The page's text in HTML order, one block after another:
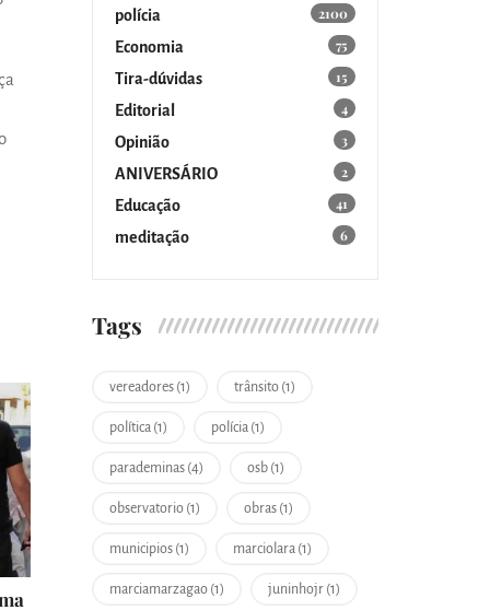
polícia
2100
Economia
75
Tira-dúvidas
15
Editorial
4
Opinião
3
ANIVERSÁRIO
2
Educação
41
meditação
6
Tags
vereadores (1) trânsito (1)
política (1) polícia (1)
parademinas (4) osb (1)
observatorio (1) obras (1)
municipios (1) marciolara (1)
marciamarzagao (1) juninhojr (1)